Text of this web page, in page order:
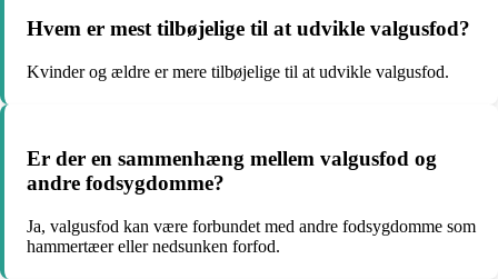
Hvem er mest tilbøjelige til at udvikle valgusfod?
Kvinder og ældre er mere tilbøjelige til at udvikle valgusfod.
Er der en sammenhæng mellem valgusfod og
andre fodsygdomme?
Ja, valgusfod kan være forbundet med andre fodsygdomme som
hammertæer eller nedsunken forfod.